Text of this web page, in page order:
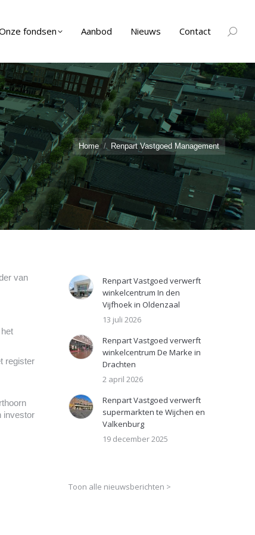
fondsen Aanbod Nieuws Contact
Home Renpart Vastgoed Management
van
register
investor
Renpart Vastgoed verwerft
winkelcentrum In den
Vijfhoek in Oldenzaal
13 juli 2026
Renpart Vastgoed verwerft
winkelcentrum De Marke in
Drachten
2 april 2026
Renpart Vastgoed verwerft
supermarkten te Wijchen en
Valkenburg
19 december 2025
Toon alle nieuwsberichten >